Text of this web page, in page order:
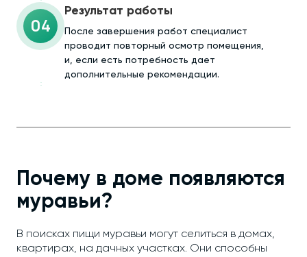
04
Результат работы
После завершения работ специалист
проводит повторный осмотр помещения,
и, если есть потребность дает
дополнительные рекомендации.
Почему в доме появляются
муравьи?
В поисках пищи муравьи могут селиться в домах,
квартирах, на дачных участках. Они способны